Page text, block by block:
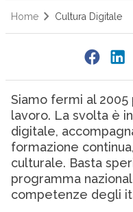
Home Cultura Digitale
Siamo fermi al
lavoro. La svolta è
digitale,
formazione
culturale. Basta
programma
competenze degli